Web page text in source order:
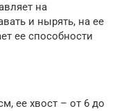
на
и нырять, на ее
ее способности
ее хвост – от 6 до